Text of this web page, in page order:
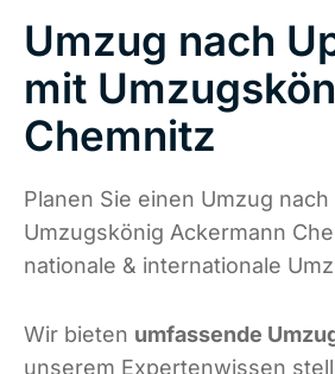
Umzug nach
mit
Chemnitz
Planen Sie einen Umzug
Umzugskönig Ackermann
nationale & internationale
Wir bieten umfassende
unserem Expertenwissen